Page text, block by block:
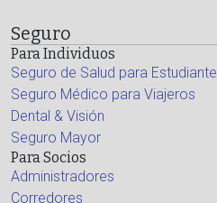
Seguro
Para Individuos
Seguro de Salud para
Seguro Médico para Viajeros
Dental & Visión
Seguro Mayor
Para Socios
Administradores
Corredores